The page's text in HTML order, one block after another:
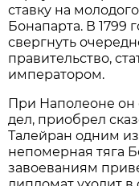
ставку на
Бонапарта. В 1799
свергнуть
правительство,
императором.
При Наполеоне он
дел, приобрел
Талейран одним
непомерная тяга
завоеваниям